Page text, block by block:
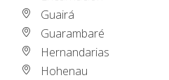
Guairá
Guarambaré
Hernandarias
Hohenau